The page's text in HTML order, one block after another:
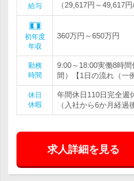
給与
（29,617円～49,617
初年度
年収
360万円～650万円
勤務
時間
9:00～18:00実働8時
間）【1日の流れ（一
休日
休暇
年間休日110日完全週
（入社から6か月経過
求人詳細を見る